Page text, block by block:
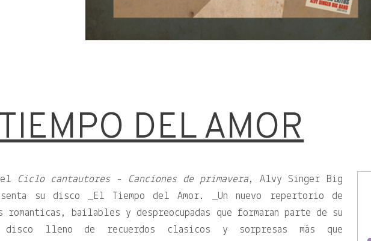
DEL AMOR
Ciclo cantautores - Canciones de primavera, Alvy Singer Big
su disco _El Tiempo del Amor. _Un nuevo repertorio de
romanticas, bailables y despreocupadas que formaran parte de su
disco lleno de recuerdos clasicos y sorpresas más que